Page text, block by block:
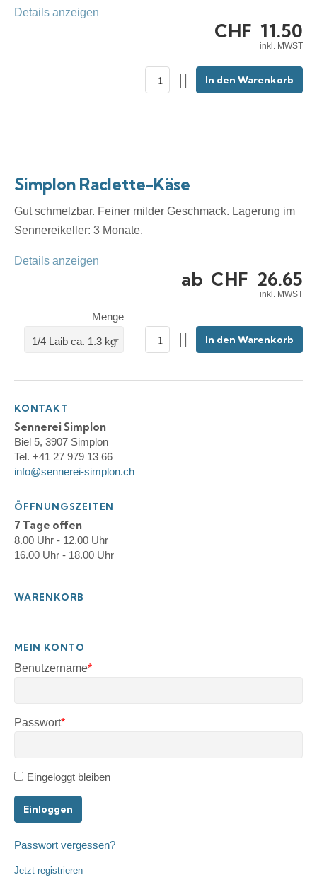
Details anzeigen
CHF 11.50
inkl. MWST
In den Warenkorb
Simplon Raclette-Käse
Gut schmelzbar. Feiner milder Geschmack. Lagerung im
Sennereikeller: 3 Monate.
Details anzeigen
ab CHF 26.65
inkl. MWST
Menge
1/4 Laib ca. 1.3 kg In den Warenkorb
KONTAKT
Sennerei Simplon
Biel 5, 3907 Simplon
Tel. +41 27 979 13 66
info@sennerei-simplon.ch
ÖFFNUNGSZEITEN
7 Tage offen
8.00 Uhr - 12.00 Uhr
16.00 Uhr - 18.00 Uhr
WARENKORB
MEIN KONTO
Benutzername*
Passwort*
Eingeloggt bleiben
Passwort vergessen?
Jetzt registrieren